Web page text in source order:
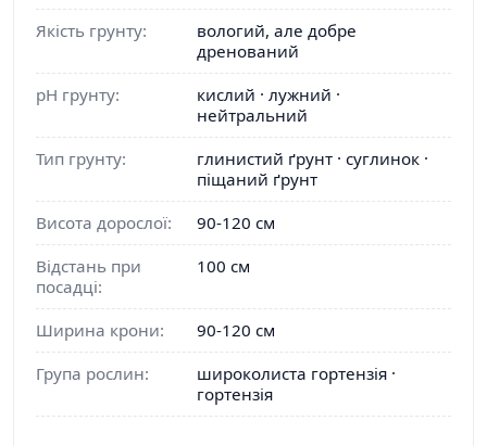
Якість грунту:
вологий, але добре
дренований
pH грунту:
кислий · лужний ·
нейтральний
Тип грунту:
глинистий ґрунт · суглинок ·
піщаний ґрунт
Висота дорослої:
90-120 см
Відстань при
посадці:
100 см
Ширина крони:
90-120 см
Група рослин:
широколиста гортензія ·
гортензія